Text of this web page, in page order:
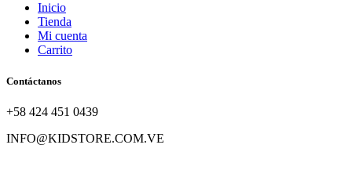
Inicio
Tienda
Mi cuenta
Carrito
Contáctanos
+58 424 451 0439
INFO@KIDSTORE.COM.VE